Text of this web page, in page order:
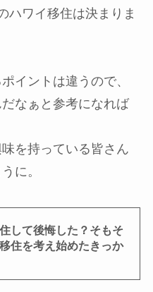
ハワイ移住は決まりま
イントは違うので、
なぁと参考になれば
を持っている皆さん
に。
して後悔した？そもそ
住を考え始めたきっか